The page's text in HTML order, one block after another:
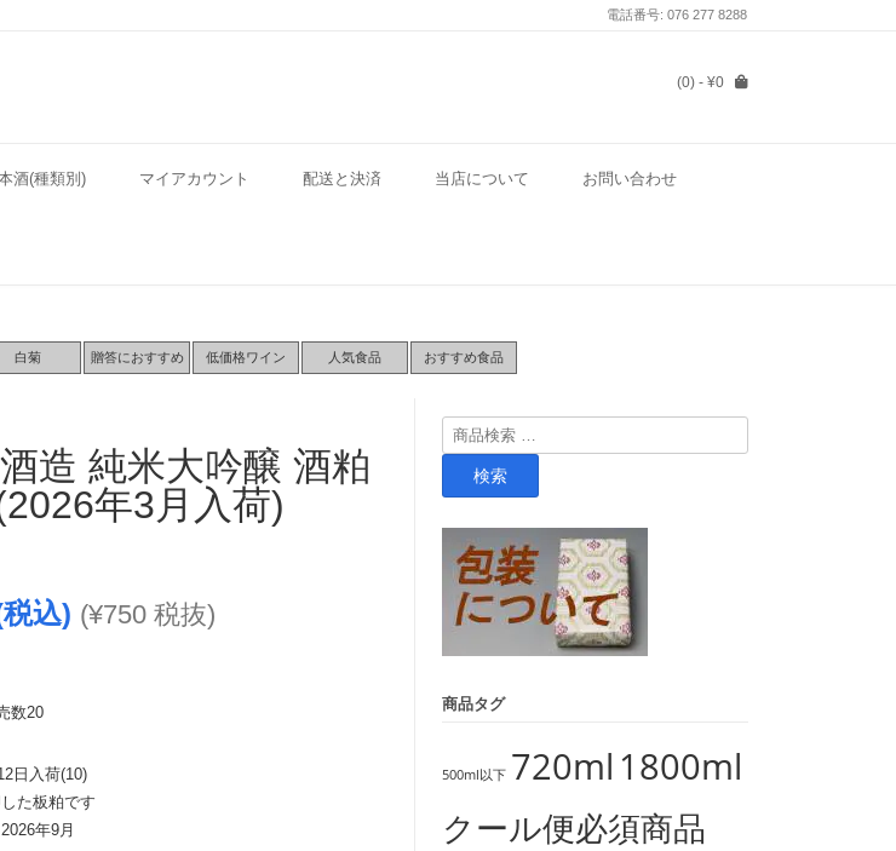
電話番号: 076 277 8288
(0) - ¥0
酒(種類別) マイアカウント 配送と決済 当店について お問い合わせ
白菊 贈答におすすめ 低価格ワイン 人気食品 おすすめ食品
造 純米大吟醸 酒粕
年3月入荷)
込) (¥750税抜)
数20
日入荷(10)
た板粕です
年9月
検
索
検索
商品タグ
500ml以下 720ml 1800ml
クール便必須商品